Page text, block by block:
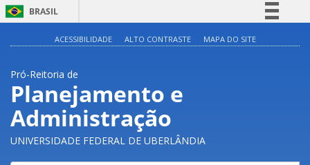
BRASIL
Acesso à informação
ACESSIBILIDADE ALTO CONTRASTE MAPA DO SITE
Pró-Reitoria de
Planejamento e
Administração
UNIVERSIDADE FEDERAL DE UBERLÂNDIA